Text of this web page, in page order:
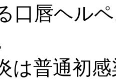
口唇ヘル
は普通初感